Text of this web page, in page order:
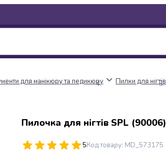
для манікюру та педикюру Пилки для нігтів
Пилочка для нігтів SPL (90006)
5Код товару: MD_573175